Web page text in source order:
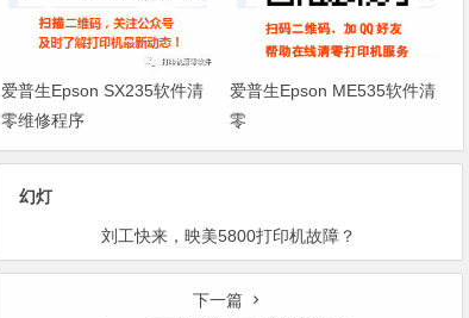
爱普生Epson SX235软件清
零维修程序
爱普生Epson ME535软件清
零
幻灯
刘工快来，映美5800打印机故障？
请问哪有Epson 1500w清零软件？
下一篇